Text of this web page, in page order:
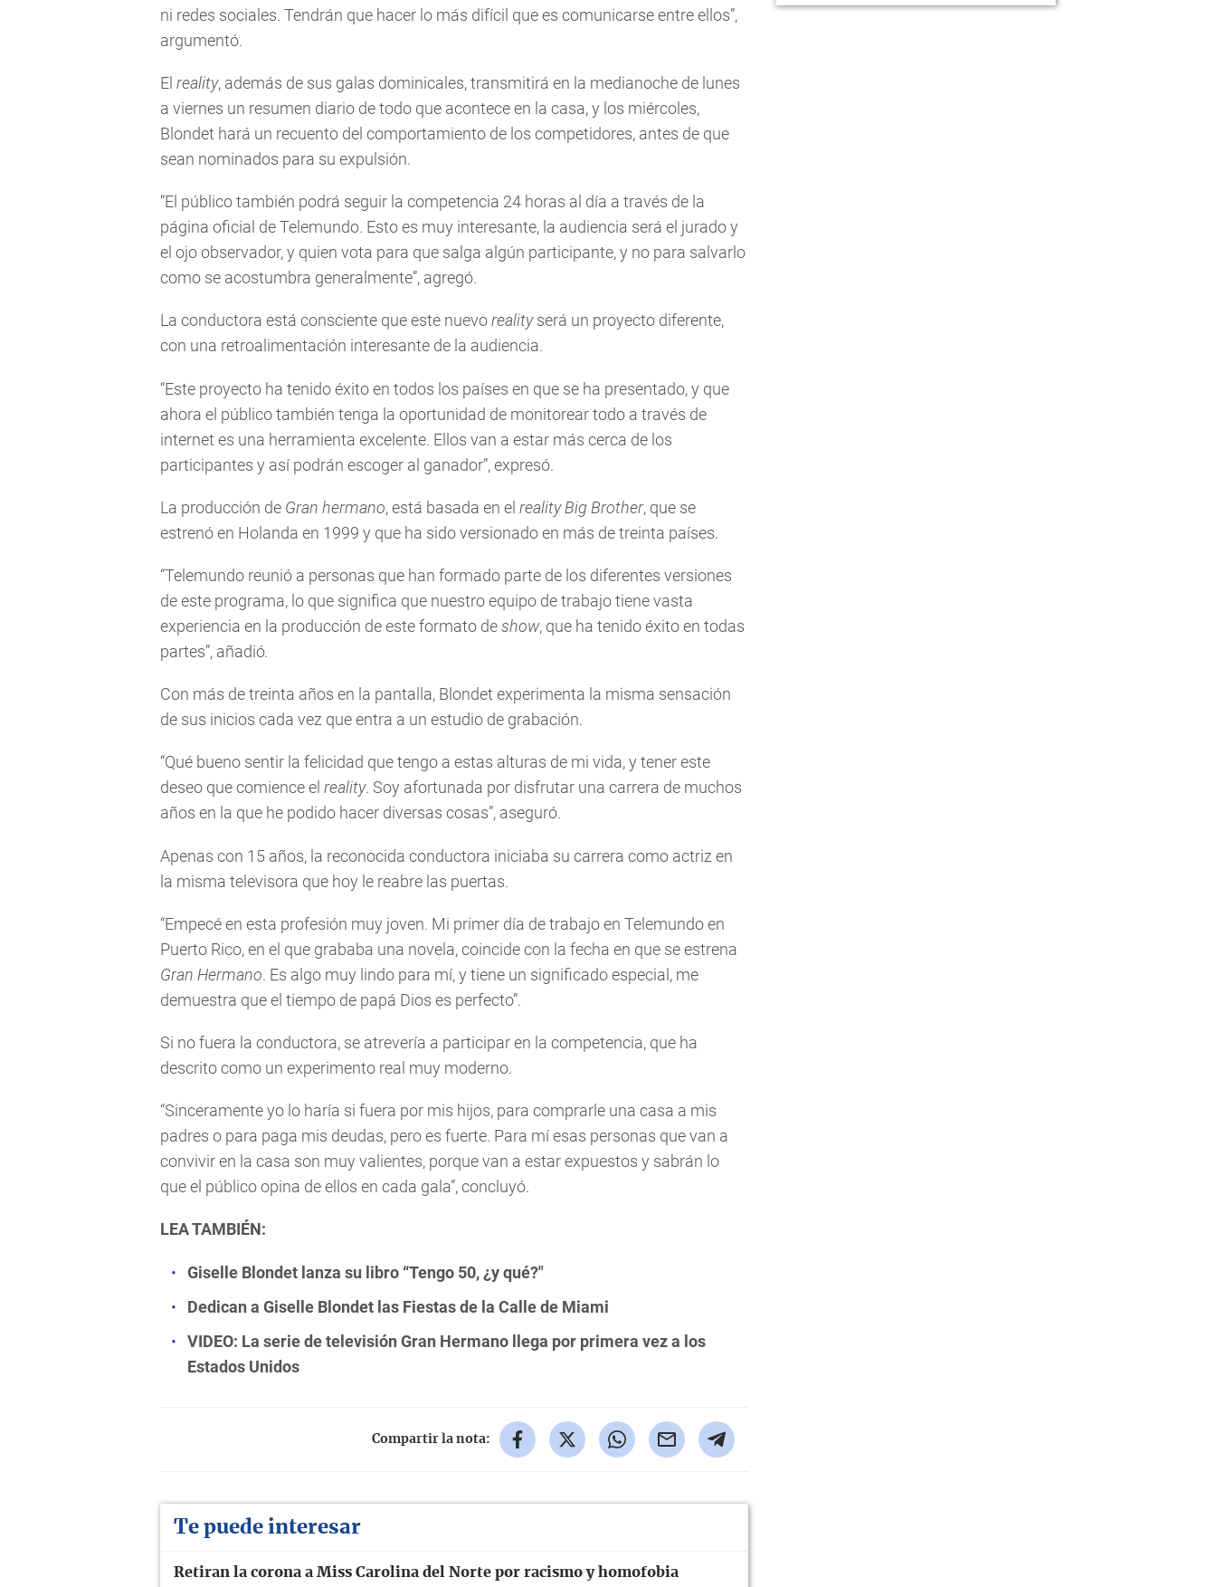
ni redes sociales. Tendrán que hacer lo más difícil que es comunicarse entre ellos”,
argumentó.
El reality, además de sus galas dominicales, transmitirá en la medianoche de lunes
a viernes un resumen diario de todo que acontece en la casa, y los miércoles,
Blondet hará un recuento del comportamiento de los competidores, antes de que
sean nominados para su expulsión.
“El público también podrá seguir la competencia 24 horas al día a través de la
página oficial de Telemundo. Esto es muy interesante, la audiencia será el jurado y
el ojo observador, y quien vota para que salga algún participante, y no para salvarlo
como se acostumbra generalmente”, agregó.
La conductora está consciente que este nuevorealityserá un proyecto diferente,
con una retroalimentación interesante de la audiencia.
“Este proyecto ha tenido éxito en todos los países en que se ha presentado, y que
ahora el público también tenga la oportunidad de monitorear todo a través de
internet es una herramienta excelente. Ellos van a estar más cerca de los
participantes y así podrán escoger al ganador”, expresó.
La producción de Gran hermano, está basada en el reality Big Brother, que se
estrenó en Holanda en 1999 y que ha sido versionado en más de treinta países.
“Telemundo reunió a personas que han formado parte de los diferentes versiones
de este programa, lo que significa que nuestro equipo de trabajo tiene vasta
experiencia en la producción de este formato deshow, que ha tenido éxito en todas
partes”, añadió.
Con más de treinta años en la pantalla, Blondet experimenta la misma sensación
de sus inicios cada vez que entra a un estudio de grabación.
“Qué bueno sentir la felicidad que tengo a estas alturas de mi vida, y tener este
deseo que comience el reality. Soy afortunada por disfrutar una carrera de muchos
años en la que he podido hacer diversas cosas”, aseguró.
Apenas con 15 años, la reconocida conductora iniciaba su carrera como actriz en
la misma televisora que hoy le reabre las puertas.
“Empecé en esta profesión muy joven. Mi primer día de trabajo en Telemundo en
Puerto Rico, en el que grababa una novela, coincide con la fecha en que se estrena
Gran Hermano. Es algo muy lindo para mí, y tiene un significado especial, me
demuestra que el tiempo de papá Dios es perfecto”.
Si no fuera la conductora, se atrevería a participar en la competencia, que ha
descrito como un experimento real muy moderno.
“Sinceramente yo lo haría si fuera por mis hijos, para comprarle una casa a mis
padres o para paga mis deudas, pero es fuerte. Para mí esas personas que van a
convivir en la casa son muy valientes, porque van a estar expuestos y sabrán lo
que el público opina de ellos en cada gala”, concluyó.
LEA TAMBIÉN:
Giselle Blondet lanza su libro “Tengo 50, ¿y qué?"
Dedican a Giselle Blondet las Fiestas de la Calle de Miami
VIDEO: La serie de televisión Gran Hermano llega por primera vez a los
Estados Unidos
Compartir la nota:
Te puede interesar
Retiran la corona a Miss Carolina del Norte por racismo y homofobia